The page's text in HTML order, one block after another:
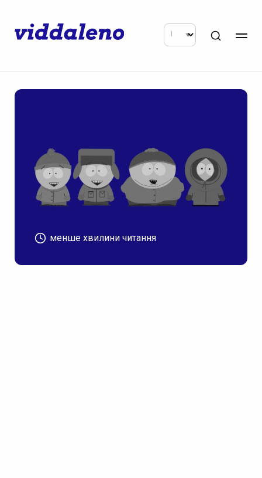
менше хвилини читання